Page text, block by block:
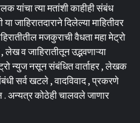
यांचा त्या मतांशी काहीही संबंध
जाहिरातदाराने दिलेल्या माहितीवर
मजकुराची वैधता महा मेट्रो
व जाहिरातीतून उद्भवणाऱ्या
न्युज नसून संबंधित वार्ताहर , लेखक
सर्व खटले , वादविवाद , प्रकरणे
. अन्यत्र कोठेही चालवले जाणार